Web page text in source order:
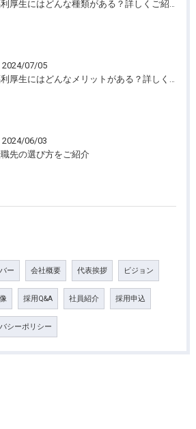
2024/07/05
2024/06/03
先の選び方をご紹介
ー 会社概要 代表挨拶 ビジョン
採用Q&A 社員紹介 採用申込
シーポリシー